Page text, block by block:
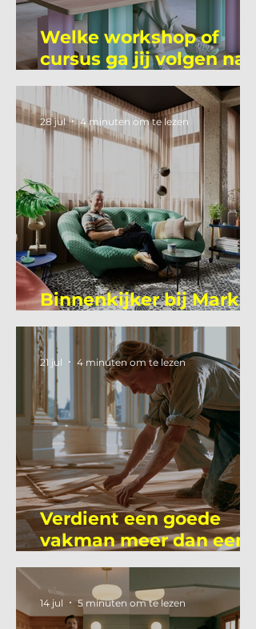
Welke workshop of
cursus ga jij volgen na
je vakantie?
Binnenkijker bij Mark
Mutsaers
28 jul 4 minuten om te lezen
Verdient een goede
vakman meer dan een
gemiddelde
academicus?
21 jul 4 minuten om te lezen
14 jul 5 minuten om te lezen